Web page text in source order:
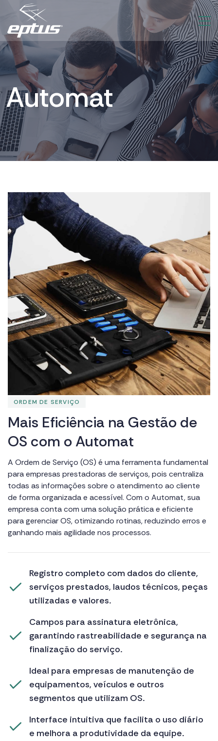
Automat
ORDEM DE SERVIÇO
Mais Eficiência na Gestão de
OS com o Automat
A Ordem de Serviço (OS) é uma ferramenta fundamental
para empresas prestadoras de serviços, pois centraliza
todas as informações sobre o atendimento ao cliente
de forma organizada e acessível. Com o Automat, sua
empresa conta com uma solução prática e eficiente
para gerenciar OS, otimizando rotinas, reduzindo erros e
ganhando mais agilidade nos processos.
Registro completo com dados do cliente,
serviços prestados, laudos técnicos, peças
utilizadas e valores.
Campos para assinatura eletrônica,
garantindo rastreabilidade e segurança na
finalização do serviço.
Ideal para empresas de manutenção de
equipamentos, veículos e outros
segmentos que utilizam OS.
Interface intuitiva que facilita o uso diário
e melhora a produtividade da equipe.